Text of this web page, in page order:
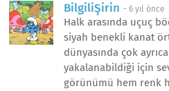
BilgiliŞirin - 6 yıl önce
Halk arasında uçuç
siyah benekli kanat
dünyasında çok
yakalanabildiği için
görünümü hem renk